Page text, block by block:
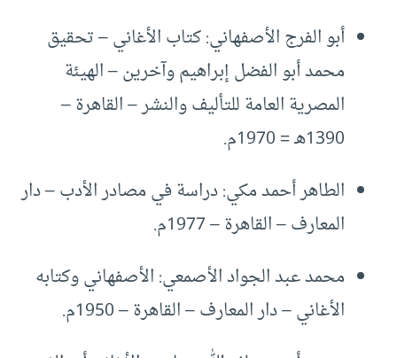
أبو الفرج الأصفهاني: كتاب الأغاني – تحقيق
محمد أبو الفضل إبراهيم وآخرين – الهيئة
المصرية العامة للتأليف والنشر – القاهرة –
1390هـ = 1970م.
الطاهر أحمد مكي: دراسة في مصادر الأدب – دار
المعارف – القاهرة – 1977م.
محمد عبد الجواد الأصمعي: الأصفهاني وكتابه
الأغاني – دار المعارف – القاهرة – 1950م.